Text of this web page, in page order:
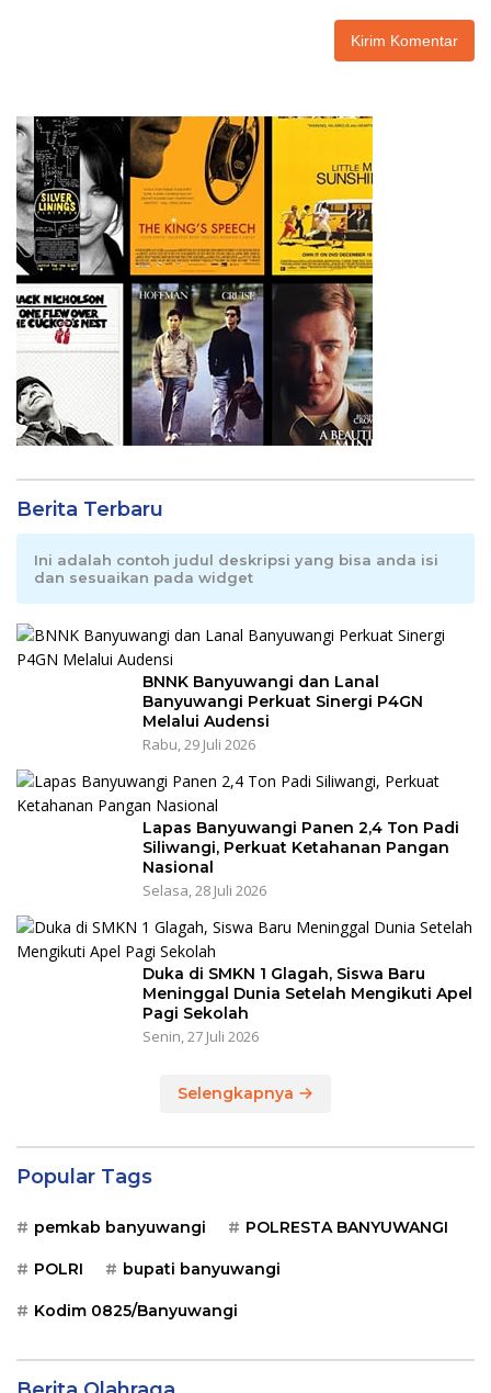
Berita Terbaru
Ini adalah contoh judul deskripsi yang bisa anda isi
dan sesuaikan pada widget
BNNK Banyuwangi dan Lanal
Banyuwangi Perkuat Sinergi P4GN
Melalui Audensi
Rabu, 29 Juli 2026
Lapas Banyuwangi Panen 2,4 Ton Padi
Siliwangi, Perkuat Ketahanan Pangan
Nasional
Selasa, 28 Juli 2026
Duka di SMKN 1 Glagah, Siswa Baru
Meninggal Dunia Setelah Mengikuti Apel
Pagi Sekolah
Senin, 27 Juli 2026
Selengkapnya
Popular Tags
pemkab banyuwangi POLRESTA BANYUWANGI
POLRI bupati banyuwangi
Kodim 0825/Banyuwangi